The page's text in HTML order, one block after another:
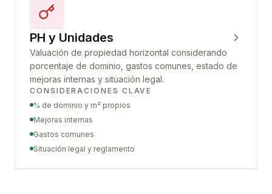
PH y Unidades
Valuación de propiedad horizontal considerando
porcentaje de dominio, gastos comunes, estado de
mejoras internas y situación legal.
CONSIDERACIONES CLAVE
% de dominio y m² propios
Mejoras internas
Gastos comunes
Situación legal y reglamento